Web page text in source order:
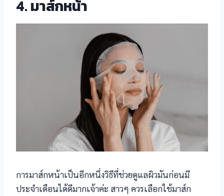
4. มาส์กหน้า
การมาส์กหน้าเป็นอีกหนึ่งวิธีที่ช่วยดูแลผิวมันก่อนมี
ประจำเดือนได้ดีมากเจ้าค่ะ สาวๆ ควรเลือกใช้มาส์ก